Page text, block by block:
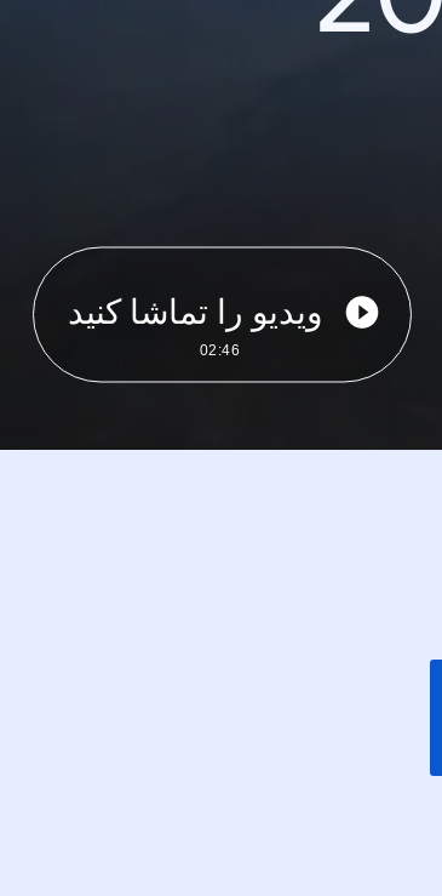
ویدیو را تماشا کنید
02:46